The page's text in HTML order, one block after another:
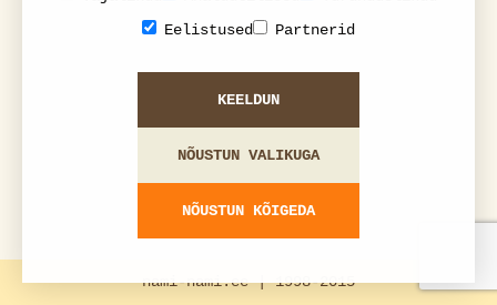
nami-nami.ee | 1998-2015
Eelistused
Partnerid
KEELDUN
NÕUSTUN VALIKUGA
NÕUSTUN KÕIGEDA